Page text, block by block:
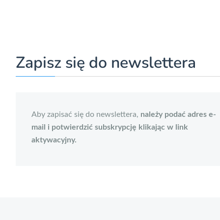
Zapisz się do newslettera
Aby zapisać się do newslettera, należy podać adres e-
mail i potwierdzić subskrypcję klikając w link
aktywacyjny.